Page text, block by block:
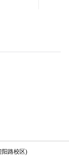
)
区)
)
801-1单
区)
阳路校区)